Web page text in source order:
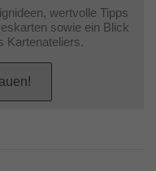
wertvolle Tipps
sowie ein Blick
Kartenateliers.